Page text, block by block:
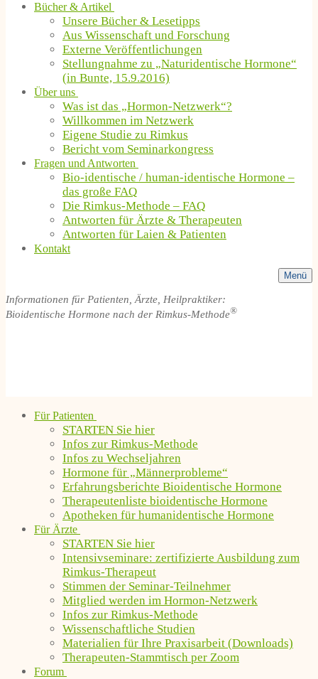
Bücher & Artikel
Unsere Bücher & Lesetipps
Aus Wissenschaft und Forschung
Externe Veröffentlichungen
Stellungnahme zu „Naturidentische Hormone“
(in Bunte, 15.9.2016)
Über uns
Was ist das „Hormon-Netzwerk“?
Willkommen im Netzwerk
Eigene Studie zu Rimkus
Bericht vom Seminarkongress
Fragen und Antworten
Bio-identische / human-identische Hormone –
das große FAQ
Die Rimkus-Methode – FAQ
Antworten für Ärzte & Therapeuten
Antworten für Laien & Patienten
Kontakt
Menü
Informationen für Patienten, Ärzte, Heilpraktiker:
Bioidentische Hormone nach der Rimkus-Methode®
Für Patienten
STARTEN Sie hier
Infos zur Rimkus-Methode
Infos zu Wechseljahren
Hormone für „Männerprobleme“
Erfahrungsberichte Bioidentische Hormone
Therapeutenliste bioidentische Hormone
Apotheken für humanidentische Hormone
Für Ärzte
STARTEN Sie hier
Intensivseminare: zertifizierte Ausbildung zum
Rimkus-Therapeut
Stimmen der Seminar-Teilnehmer
Mitglied werden im Hormon-Netzwerk
Infos zur Rimkus-Methode
Wissenschaftliche Studien
Materialien für Ihre Praxisarbeit (Downloads)
Therapeuten-Stammtisch per Zoom
Forum